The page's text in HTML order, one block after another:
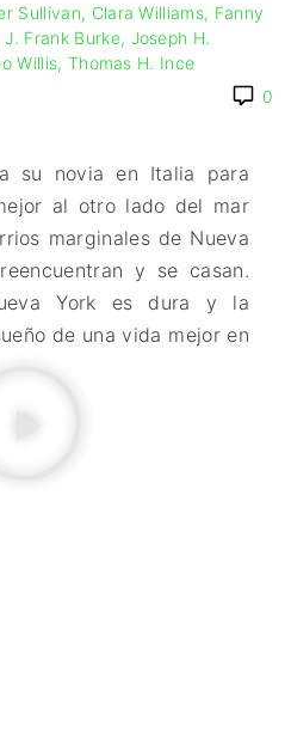
CHAMBARA
🇬🇧 REINO UNIDO
🇷🇸 SERBIA​
Sullivan Clara Williams Fanny
J. Frank Burke Joseph H.
Willis Thomas H. Ince
0
su novia en Italia para
al otro lado del mar
marginales de Nueva
y se casan.
York es dura y la
de una vida mejor en